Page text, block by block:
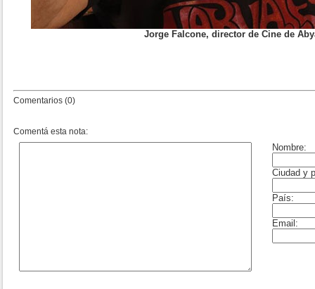
Jorge Falcone, director de Cine de
Comentarios (0)
Comentá esta nota: